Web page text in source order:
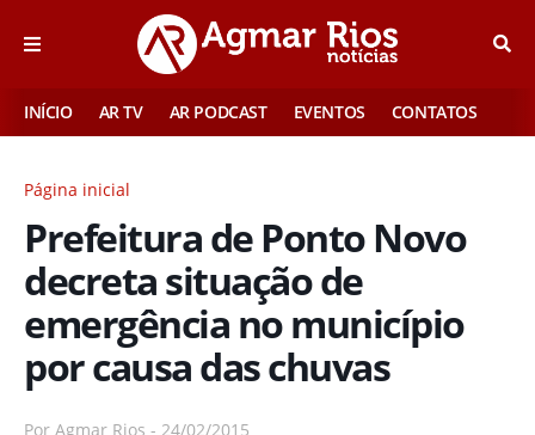
INÍCIO AR TV AR PODCAST EVENTOS CONTATOS
Página inicial
Prefeitura de Ponto Novo
decreta situação de
emergência no município
por causa das chuvas
Por Agmar Rios - 24/02/2015